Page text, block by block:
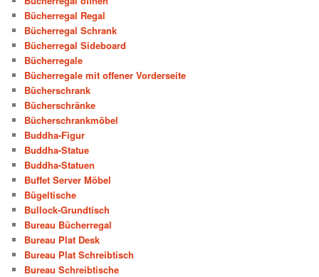
Bücherregal Regal
Bücherregal Schrank
Bücherregal Sideboard
Bücherregale
Bücherregale mit offener Vorderseite
Bücherschrank
Bücherschränke
Bücherschrankmöbel
Buddha-Figur
Buddha-Statue
Buddha-Statuen
Buffet Server Möbel
Bügeltische
Bullock-Grundtisch
Bureau Bücherregal
Bureau Plat Desk
Bureau Plat Schreibtisch
Bureau Schreibtische